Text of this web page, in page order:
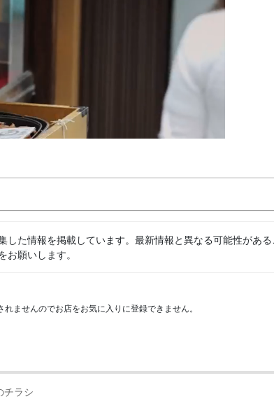
た情報を掲載しています。最新情報と異なる可能性があ
お願いします。
ませんのでお店をお気に入りに登録できません。
チラシ